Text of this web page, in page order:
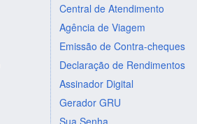
Central de Atendimento
Agência de Viagem
Emissão de Contra-cheques
Declaração de Rendimentos
Assinador Digital
Gerador GRU
Sua Senha